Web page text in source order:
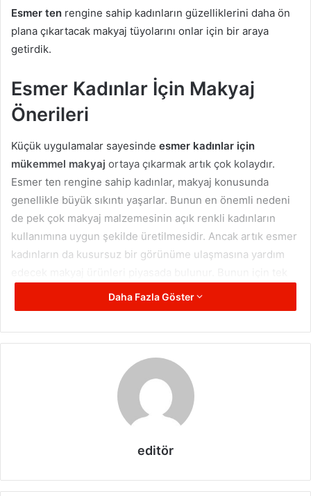
Esmer ten rengine sahip kadınların güzelliklerini daha ön
plana çıkartacak makyaj tüyolarını onlar için bir araya
getirdik.
Esmer Kadınlar İçin Makyaj
Önerileri
Küçük uygulamalar sayesinde esmer kadınlar için
mükemmel makyaj ortaya çıkarmak artık çok kolaydır.
Esmer ten rengine sahip kadınlar, makyaj konusunda
genellikle büyük sıkıntı yaşarlar. Bunun en önemli nedeni
de pek çok makyaj malzemesinin açık renkli kadınların
kullanımına uygun şekilde üretilmesidir. Ancak artık esmer
kadınların da kusursuz bir görünüme ulaşmasına yardım
yapılması gereken esmer kadınların kendilerine uygun
ürünleri kullanarak en doğru makyajı ortaya çıkarmasıdır.
Daha Fazla Göster
editör